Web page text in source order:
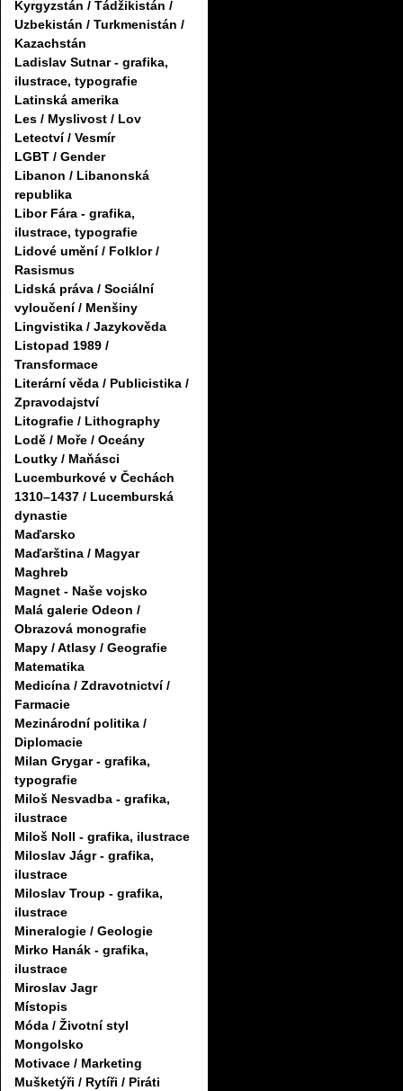
Kyrgyzstán / Tádžikistán /
Uzbekistán / Turkmenistán /
Kazachstán
Ladislav Sutnar - grafika,
ilustrace, typografie
Latinská amerika
Les / Myslivost / Lov
Letectví / Vesmír
LGBT / Gender
Libanon / Libanonská
republika
Libor Fára - grafika,
ilustrace, typografie
Lidové umění / Folklor /
Rasismus
Lidská práva / Sociální
vyloučení / Menšiny
Lingvistika / Jazykověda
Listopad 1989 /
Transformace
Literární věda / Publicistika /
Zpravodajství
Litografie / Lithography
Lodě / Moře / Oceány
Loutky / Maňásci
Lucemburkové v Čechách
1310–1437 / Lucemburská
dynastie
Maďarsko
Maďarština / Magyar
Maghreb
Magnet - Naše vojsko
Malá galerie Odeon /
Obrazová monografie
Mapy / Atlasy / Geografie
Matematika
Medicína / Zdravotnictví /
Farmacie
Mezinárodní politika /
Diplomacie
Milan Grygar - grafika,
typografie
Miloš Nesvadba - grafika,
ilustrace
Miloš Noll - grafika, ilustrace
Miloslav Jágr - grafika,
ilustrace
Miloslav Troup - grafika,
ilustrace
Mineralogie / Geologie
Mirko Hanák - grafika,
ilustrace
Miroslav Jagr
Místopis
Móda / Životní styl
Mongolsko
Motivace / Marketing
Mušketýři / Rytíři / Piráti